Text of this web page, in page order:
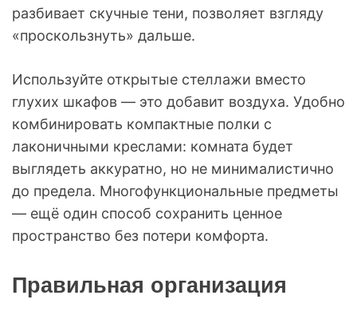
разбивает скучные тени, позволяет взгляду
«проскользнуть» дальше.
Используйте открытые стеллажи вместо
глухих шкафов — это добавит воздуха. Удобно
комбинировать компактные полки с
лаконичными креслами: комната будет
выглядеть аккуратно, но не минималистично
до предела. Многофункциональные предметы
— ещё один способ сохранить ценное
пространство без потери комфорта.
Правильная организация